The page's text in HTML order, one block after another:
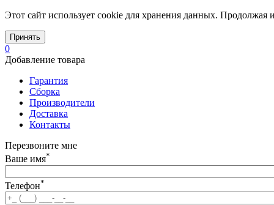
Этот сайт использует cookie для хранения данных. Продолжая
Принять
0
Добавление товара
Гарантия
Сборка
Производители
Доставка
Контакты
Перезвоните мне
Ваше имя*
Телефон*